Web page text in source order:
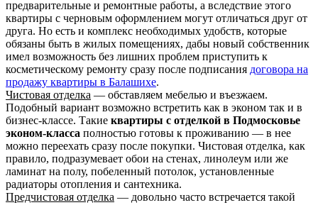
предварительные и ремонтные работы, а вследствие этого
квартиры с черновым оформлением могут отличаться друг от
друга. Но есть и комплекс необходимых удобств, которые
обязаны быть в жилых помещениях, дабы новый собственник
имел возможность без лишних проблем приступить к
косметическому ремонту сразу после подписания договора на
продажу квартиры в Балашихе.
Чистовая отделка — обставляем мебелью и въезжаем.
Подобный вариант возможно встретить как в эконом так и в
бизнес-классе. Такие квартиры с отделкой в Подмосковье
эконом-класса полностью готовы к проживанию — в нее
можно переехать сразу после покупки. Чистовая отделка, как
правило, подразумевает обои на стенах, линолеум или же
ламинат на полу, побеленный потолок, установленные
радиаторы отопления и сантехника.
Предчистовая отделка — довольно часто встречается такой